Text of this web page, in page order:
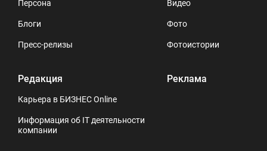
Персона
Блоги
Пресс-релизы
Редакция
Карьера в БИЗНЕС Online
Информация об IT деятельности
компании
Видео
Фото
Фотоистории
Реклама